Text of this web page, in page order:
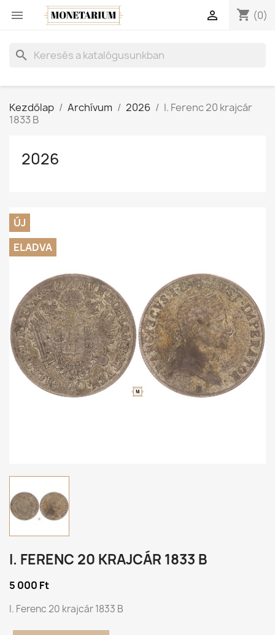
 shopping_cart (0)

search
Kezdőlap Archívum 2026
I. Ferenc 20 krajcár
1833 B
2026
ÚJ
ELADVA
I. FERENC 20 KRAJCÁR 1833 B
5 000 Ft
I. Ferenc 20 krajcár 1833 B